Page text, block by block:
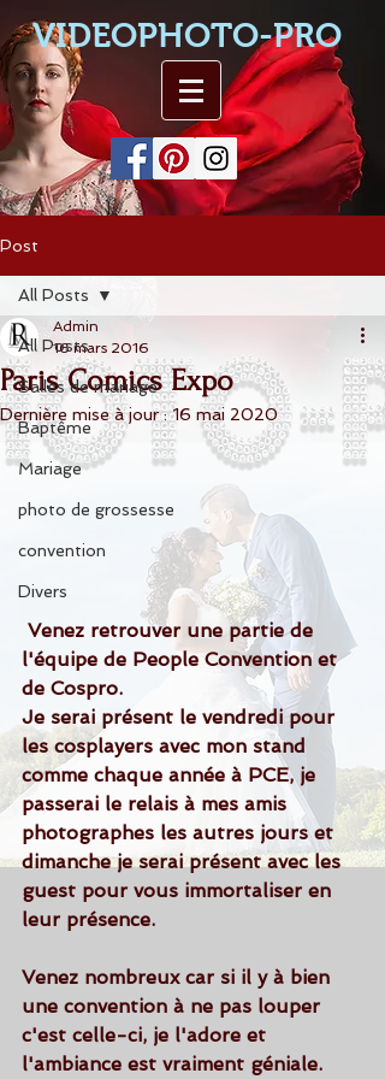
VIDEOPHOTO-PRO
Post
All Posts
Salles de mariage
Baptême
Mariage
photo de grossesse
convention
Divers
All Posts
Paris Comics Expo
Admin
16 mars 2016
Dernière mise à jour :16 mai 2020
Venez retrouver une partie de
l'équipe de People Convention et
de Cospro.
Je serai présent le vendredi pour
les cosplayers avec mon stand
comme chaque année à PCE, je
passerai le relais à mes amis
photographes les autres jours et
dimanche je serai présent avec les
guest pour vous immortaliser en
leur présence.
Venez nombreux car si il y à bien
une convention à ne pas louper
c'est celle-ci, je l'adore et
l'ambiance est vraiment géniale.